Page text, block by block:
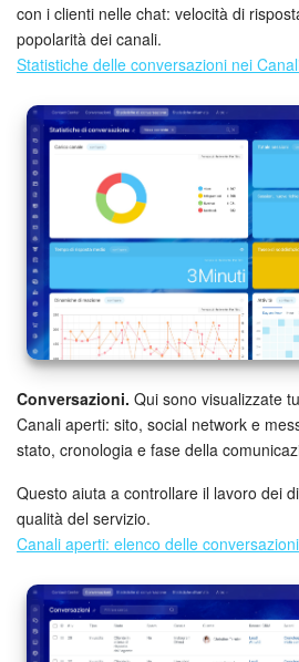
con i clienti nelle chat: velocità di
popolarità dei canali.
Statistiche delle conversazioni nei
Conversazioni. Qui sono visualizzate
Canali aperti: sito, social network e
stato, cronologia e fase della
Questo aiuta a controllare il lavoro dei
qualità del servizio.
Canali aperti: elenco delle conversazioni